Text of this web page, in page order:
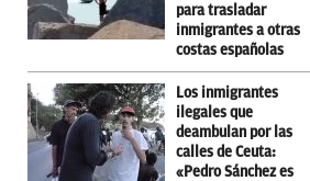
para trasladar
inmigrantes a otras
costas españolas
Los inmigrantes
ilegales que
deambulan por las
calles de Ceuta:
«Pedro Sánchez es